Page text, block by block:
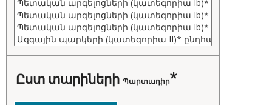
ըստ տարիների Պարտադիր